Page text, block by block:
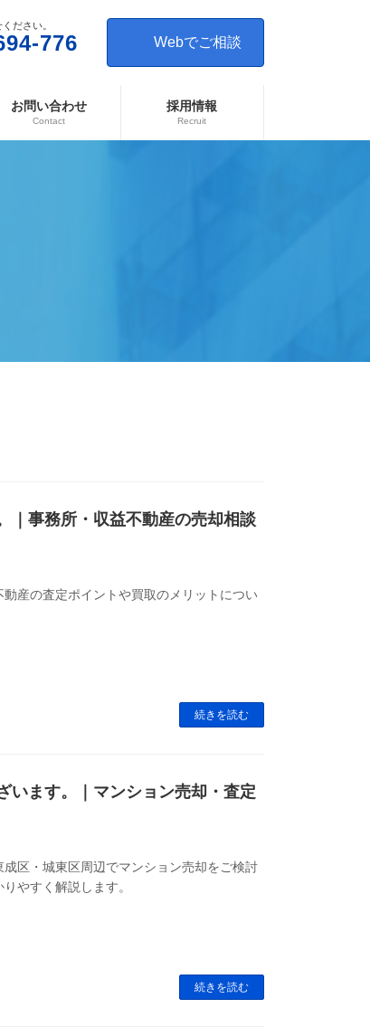
ださい。
776 Webでご相談
お問い合わせ
Contact
採用情報
Recruit
｜事務所・収益不動産の売却相談
産の査定ポイントや買取のメリットについ
続きを読む
ます。｜マンション売却・査定
区・城東区周辺でマンション売却をご検討
やすく解説します。
続きを読む